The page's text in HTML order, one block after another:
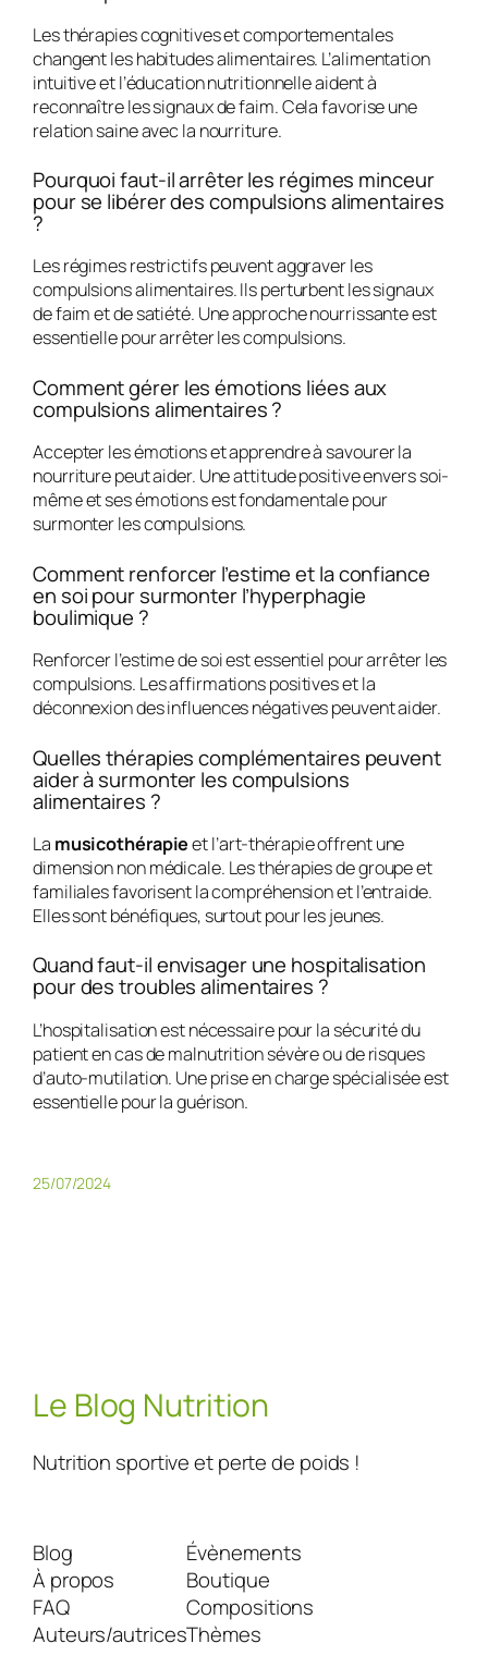
Les thérapies cognitives et comportementales
changent les habitudes alimentaires. L’alimentation
intuitive et l’éducation nutritionnelle aident à
reconnaître les signaux de faim. Cela favorise une
relation saine avec la nourriture.
Pourquoi faut-il arrêter les régimes minceur
pour se libérer des compulsions alimentaires
?
Les régimes restrictifs peuvent aggraver les
compulsions alimentaires. Ils perturbent les signaux
de faim et de satiété. Une approche nourrissante est
essentielle pour arrêter les compulsions.
Comment gérer les émotions liées aux
compulsions alimentaires ?
Accepter les émotions et apprendre à savourer la
nourriture peut aider. Une attitude positive envers soi-
même et ses émotions est fondamentale pour
surmonter les compulsions.
Comment renforcer l’estime et la confiance
en soi pour surmonter l’hyperphagie
boulimique ?
Renforcer l’estime de soi est essentiel pour arrêter les
compulsions. Les affirmations positives et la
déconnexion des influences négatives peuvent aider.
Quelles thérapies complémentaires peuvent
aider à surmonter les compulsions
alimentaires ?
La musicothérapieet l’art-thérapie offrent une
dimension non médicale. Les thérapies de groupe et
familiales favorisent la compréhension et l’entraide.
Elles sont bénéfiques, surtout pour les jeunes.
Quand faut-il envisager une hospitalisation
pour des troubles alimentaires ?
L’hospitalisation est nécessaire pour la sécurité du
patient en cas de malnutrition sévère ou de risques
d’auto-mutilation. Une prise en charge spécialisée est
essentielle pour la guérison.
25/07/2024
Le Blog Nutrition
Nutrition sportive et perte de poids !
Blog
À propos
FAQ
Auteurs/autrices
Évènements
Boutique
Compositions
Thèmes